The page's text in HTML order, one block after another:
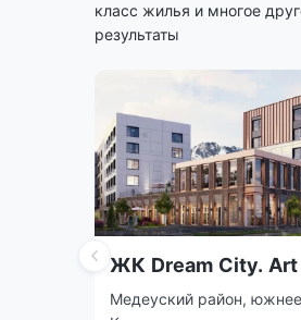
класс жилья и многое
результаты
ЖК Dream City. Art
Медеуский район, южнее